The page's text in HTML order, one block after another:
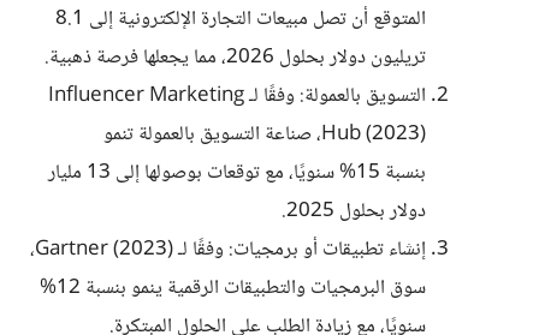
المتوقع أن تصل مبيعات التجارة الإلكترونية إلى 8.1
تريليون دولار بحلول 2026، مما يجعلها فرصة ذهبية.
التسويق بالعمولة: وفقًا لـ Influencer Marketing
Hub (2023)، صناعة التسويق بالعمولة تنمو
بنسبة 15% سنويًا، مع توقعات بوصولها إلى 13 مليار
دولار بحلول 2025.
إنشاء تطبيقات أو برمجيات: وفقًا لـ Gartner (2023)،
سوق البرمجيات والتطبيقات الرقمية ينمو بنسبة 12%
سنويًا، مع زيادة الطلب على الحلول المبتكرة.